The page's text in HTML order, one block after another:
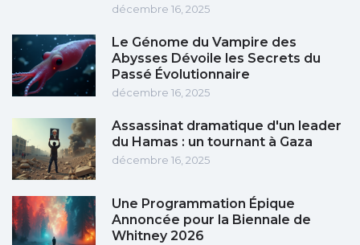
décembre 16, 2025
Le Génome du Vampire des
Abysses Dévoile les Secrets du
Passé Évolutionnaire
décembre 16, 2025
Assassinat dramatique d'un leader
du Hamas : un tournant à Gaza
décembre 16, 2025
Une Programmation Épique
Annoncée pour la Biennale de
Whitney 2026